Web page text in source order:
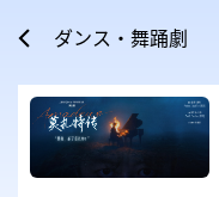
ダンス・舞踊劇